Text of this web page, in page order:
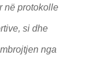
në protokolle
si dhe
nga